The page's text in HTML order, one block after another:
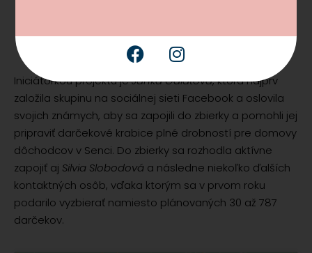
škatúľ, zapojilo sa viac ako 1500 zariadení
a 270 dobovoľníkov.
Iniciátorkou projektu jeJanka Galatová, ktorá najprv
založila skupinu na sociálnej sieti Facebook a oslovila
svojich známych, aby sa zapojili do zbierky a pomohli jej
pripraviť darčekové krabice plné drobností pre domovy
dôchodcov v Senci. Do zbierky sa rozhodla aktívne
zapojiť aj Silvia Slobodová a následne niekoľko ďalších
kontaktných osôb, vďaka ktorým sa v prvom roku
podarilo vyzbierať namiesto plánovaných 30 až 787
darčekov.